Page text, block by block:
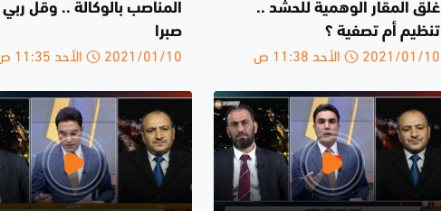
غلق المقار الوهمية للحشد ..
تنظيم أم تصفية ؟
2021/01/10 الأحد 11:38 ص
المناصب بالوكالة .. وقل
صبرا
2021/01/10 الأحد 11:35 ص